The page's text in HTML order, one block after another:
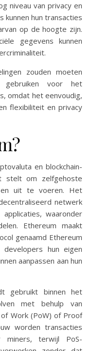
niveau van privacy en
kunnen hun transacties
op de hoogte zijn.
gegevens kunnen
zouden moeten
voor het
omdat het eenvoudig,
flexibiliteit en privacy
en blockchain-
stelt om zelfgehoste
en uit te voeren. Het
netwerk
waaronder
Ethereum maakt
genaamd Ethereum
developers hun eigen
aanpassen aan hun
gebruikt binnen het
met behulp van
Work (PoW) of Proof
worden transacties
miners, terwijl PoS-